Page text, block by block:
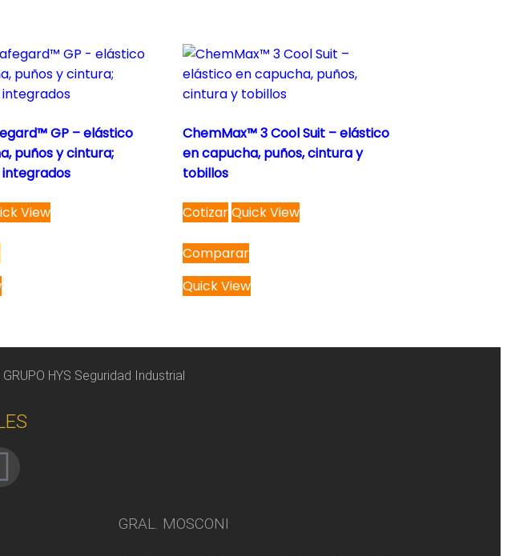
GP – elástico
puños y cintura;
View
ChemMax™ 3 Cool Suit – elástico
en capucha, puños, cintura y
tobillos
CotizarQuick View
Comparar
Quick View
HYS Seguridad Industrial
GRAL. MOSCONI